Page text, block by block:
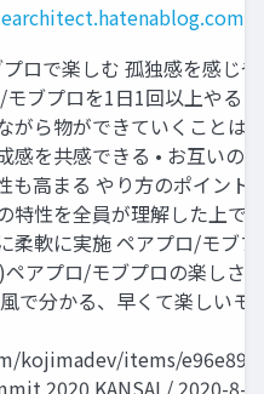
ロで楽しむ 孤独感を感じ
ブプロを1日1回以上やる
がら物ができていくことは
感を共感できる • お互いの
も高まる やり方のポイント
特性を全員が理解した上で
柔軟に実施 ペアプロ/モブ
アプロ/モブプロの楽しさ
で分かる、早くて楽しいモ
kojimadev/items/
2020 KANSAI / 2020-8-